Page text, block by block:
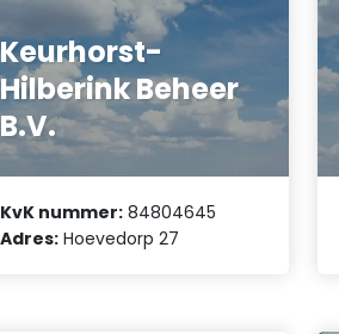
Keurhorst-
Hilberink Beheer
B.V.
KvK nummer: 84804645
Adres: Hoevedorp 27